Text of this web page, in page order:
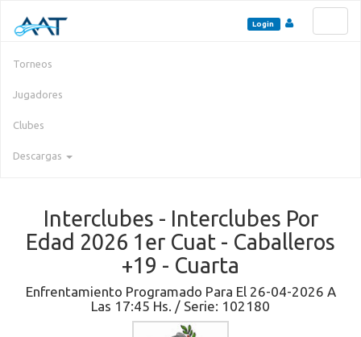
Torneos
Jugadores
Clubes
Descargas
Login
Interclubes - Interclubes Por
Edad 2026 1er Cuat - Caballeros
+19 - Cuarta
Enfrentamiento Programado Para El 26-04-2026 A
Las 17:45 Hs. / Serie: 102180